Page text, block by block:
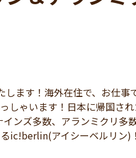
ます！海外在住で、お仕事
ゃいます！日本に帰国され
ンズ多数、アランミクリ多
るic!berlin(アイシーベルリン